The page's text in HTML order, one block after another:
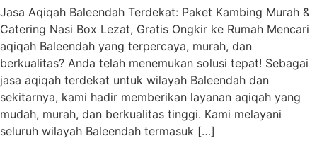
Jasa Aqiqah Baleendah Terdekat: Paket Kambing Murah &
Catering Nasi Box Lezat, Gratis Ongkir ke Rumah Mencari
aqiqah Baleendah yang terpercaya, murah, dan
berkualitas? Anda telah menemukan solusi tepat! Sebagai
jasa aqiqah terdekat untuk wilayah Baleendah dan
sekitarnya, kami hadir memberikan layanan aqiqah yang
mudah, murah, dan berkualitas tinggi. Kami melayani
seluruh wilayah Baleendah termasuk […]